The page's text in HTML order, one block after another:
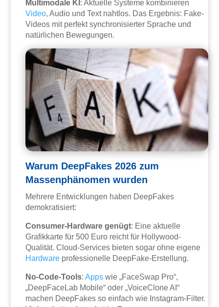
Multimodale KI : Aktuelle Systeme kombinieren
Video, Audio und Text nahtlos. Das Ergebnis: Fake-
Videos mit perfekt synchronisierter Sprache und
natürlichen Bewegungen.
Warum DeepFakes 2026 zum
Massenphänomen wurden
Mehrere Entwicklungen haben DeepFakes
demokratisiert:
Consumer-Hardware genügt: Eine aktuelle
Grafikkarte für 500 Euro reicht für Hollywood-
Qualität. Cloud-Services bieten sogar ohne eigene
Hardware professionelle DeepFake-Erstellung.
No-Code-Tools:Apps wie „FaceSwap Pro“,
„DeepFaceLab Mobile“ oder „VoiceClone AI“
machen DeepFakes so einfach wie Instagram-Filter.